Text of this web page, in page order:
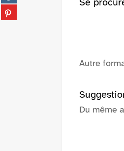
fenêtre)
(Nouvelle
fenêtre)
sur
tumblr
Partager
sur
Autre
Du même